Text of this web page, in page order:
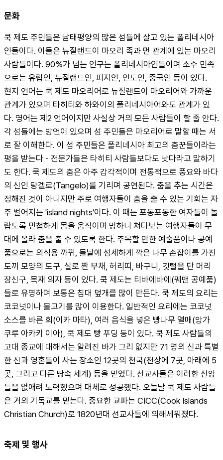
문화
쿡 제도 주민들은 남태평양의 많은 섬들에 살고 있는 폴리네시아
인들이다. 이들은 뉴질랜드이 마오리 족과 먼 관계에 있는 마오리
사람들이다. 90%가 넘는 인구는 폴리네시아인들이며 소수 민족
으로는 유럽인, 뉴질랜드인, 피지인, 인도인, 중국인 등이 있다.
현지 언어는 쿡 제도 마오리어로 뉴질랜드이 마오리어와 가까운
관계가 있으며 타히티와 하와이의 폴리네시아어와도 관계가 있
다. 영어는 제2 언어이지만 사실상 거의 모든 사람들이 할 줄 안다.
각 섬들에는 방언이 있으며 섬 주민들은 마오리어로 말할 때는 서
로 잘 이해한다. 이 섬 주민들은 폴리네시아 최고의 춤꾼들이라는
평을 받는다 - 전문가들은 타히티 사람들보다도 낫다라고 말하기
도 한다. 쿡 제도의 춤은 아주 감각적이며 전통적으로 풍요와 바다
의 신인 탕겔로(Tangelo)를 기리며 공연된다. 춤을 추는 시간은
정해진 것이 아니지만 주로 여행자들이 춤을 출 수 있는 기회는 자
주 벌어지는 'island nights'이다. 이 때는 포동포동한 여자들이 놀
랍도록 민첩하게 몸을 움직이며 멍하니 쳐다보는 여행자들이 무
대에 올라 춤을 출 수 있도록 한다. 주목할 만한 예술품이나 공예
품으로는 의식용 까뀌, 돌날에 섬세하게 깍은 나무 손잡이를 가진
도끼 모양의 도구, 실로 짠 부채, 허리띠, 바구니, 깃털을 단 머리
장신구, 목재 의자 등이 있다. 쿡 제도는 티바에바에(꿰맨 공예품)
들로 유명하며 보통은 침대 덮개를 많이 만든다. 쿡 제도의 요리는
코코넛이나 물고기를 많이 이용한다. 일반적인 요리에는 코코넛
소스를 바른 회(이카 마타), 여러 음식을 넣은 빵나무 열매(앙가
쿠루 아카키 이아), 쿡 제도 빵 푸딩 등이 있다. 쿡 제도 사람들의
고대 종교에 대해서는 알려진 바가 그리 없지만 71 명의 신과 특별
한 신과 영혼들이 사는 장소인 12곳의 천국(천상에 7곳, 아래에 5
곳, 그리고 다른 땅속 세계) 등을 믿었다. 선교사들은 이러한 신앙
들을 없애려 노력했으며 대체로 성공했다. 오늘날 쿡 제도 사람들
은 거의 기독교를 믿는다. 중요한 교파는 CICC(Cook Islands
Christian Church)로 1820년대 선교사들에 의해세워졌다.
축제 및 행사